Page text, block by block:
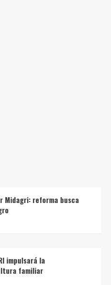
Midagri: reforma busca
impulsará la
familiar